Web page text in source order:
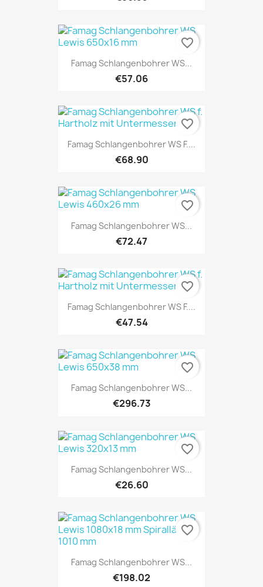
Famag Schlangenbohrer WS...
€57.06
favorite_border
Famag Schlangenbohrer WS F....
€68.90
favorite_border
Famag Schlangenbohrer WS...
€72.47
favorite_border
Famag Schlangenbohrer WS F....
€47.54
favorite_border
Famag Schlangenbohrer WS...
€296.73
favorite_border
Famag Schlangenbohrer WS...
€26.60
favorite_border
Famag Schlangenbohrer WS...
€198.02
favorite_border